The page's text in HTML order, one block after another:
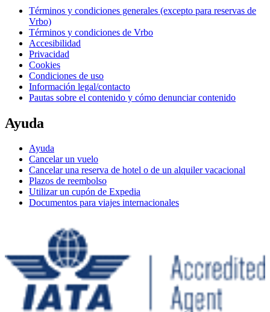
Términos y condiciones generales (excepto para reservas de
Vrbo)
Términos y condiciones de Vrbo
Accesibilidad
Privacidad
Cookies
Condiciones de uso
Información legal/contacto
Pautas sobre el contenido y cómo denunciar contenido
Ayuda
Ayuda
Cancelar un vuelo
Cancelar una reserva de hotel o de un alquiler vacacional
Plazos de reembolso
Utilizar un cupón de Expedia
Documentos para viajes internacionales